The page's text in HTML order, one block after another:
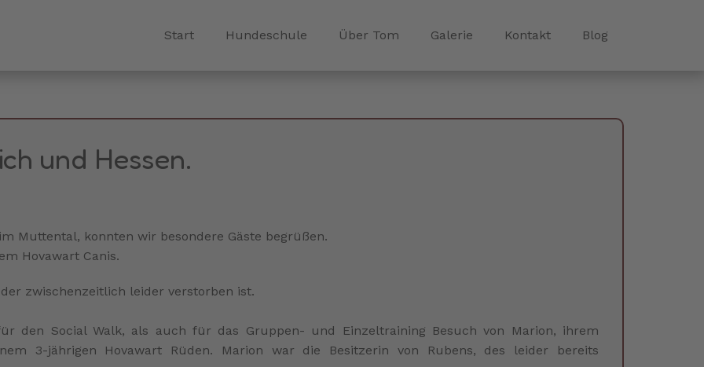
Start Hundeschule Über Tom Galerie Kontakt Blog
und Hessen.
Muttental, konnten wir besondere Gäste begrüßen.
Hovawart Canis.
der zwischenzeitlich leider verstorben ist.
den Social Walk, als auch für das Gruppen- und Einzeltraining Besuch von Marion, ihrem
3-jährigen Hovawart Rüden. Marion war die Besitzerin von Rubens, des leider bereits